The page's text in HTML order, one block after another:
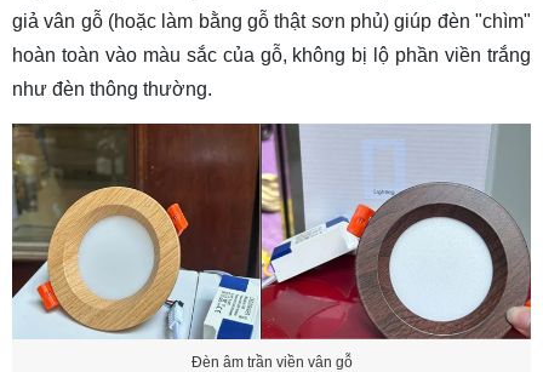
giả vân gỗ (hoặc làm bằng gỗ thật sơn phủ) giúp đèn "chìm"
hoàn toàn vào màu sắc của gỗ, không bị lộ phần viền trắng
như đèn thông thường.
Đèn âm trần viền vân gỗ